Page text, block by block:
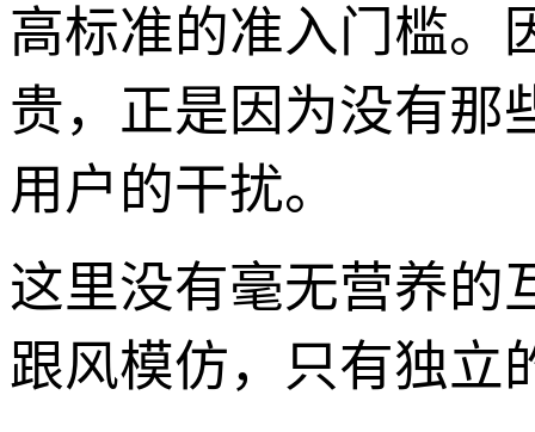
高标准的准入门槛。
贵，正是因为没有那
用户的干扰。
这里没有毫无营养的
跟风模仿，只有独立